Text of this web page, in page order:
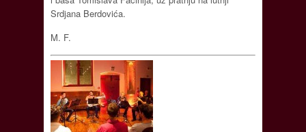
Srdjana Berdovića.
M. F.